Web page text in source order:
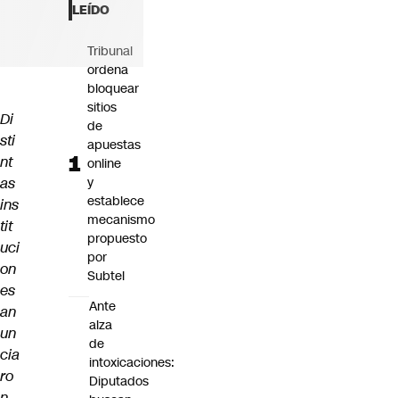
Di
sti
nt
as
ins
tit
uci
on
es
an
un
cia
ro
LEÍDO
Tribunal
ordena
bloquear
sitios
de
apuestas
online
y
establece
mecanismo
propuesto
por
Subtel
Ante
alza
de
intoxicaciones:
Diputados